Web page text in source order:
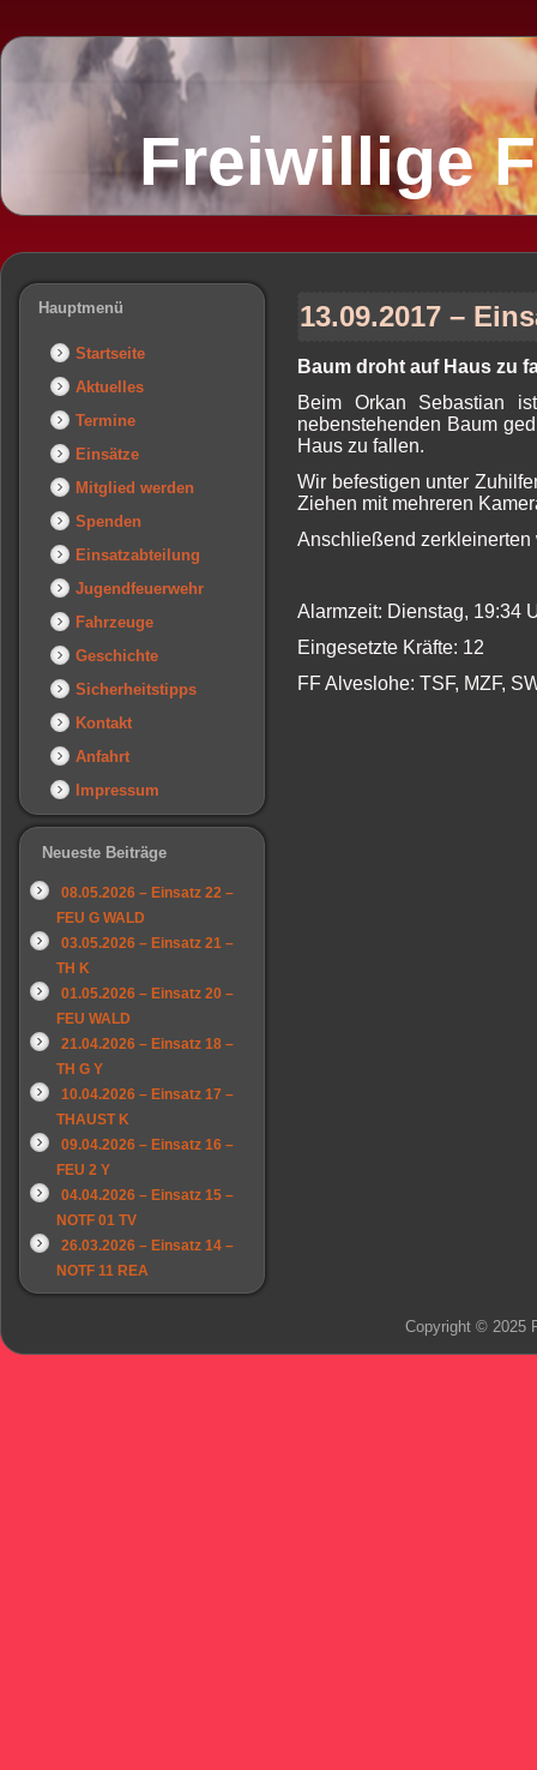
Freiwillige
Hauptmenü
Startseite
Aktuelles
Termine
Einsätze
Mitglied werden
Spenden
Einsatzabteilung
Jugendfeuerwehr
Fahrzeuge
Geschichte
Sicherheitstipps
Kontakt
Anfahrt
Impressum
Neueste Beiträge
08.05.2026 – Einsatz 22 –
FEU G WALD
03.05.2026 – Einsatz 21 –
TH K
01.05.2026 – Einsatz 20 –
FEU WALD
21.04.2026 – Einsatz 18 –
TH G Y
10.04.2026 – Einsatz 17 –
THAUST K
09.04.2026 – Einsatz 16 –
FEU 2 Y
04.04.2026 – Einsatz 15 –
NOTF 01 TV
26.03.2026 – Einsatz 14 –
NOTF 11 REA
13.09.2017 –
Baum droht auf Haus zu
Beim Orkan Sebastian
nebenstehenden Baum
Haus zu fallen.
Wir befestigen unter
Ziehen mit mehreren
Anschließend zerkleinerten
Alarmzeit: Dienstag, 19:34
Eingesetzte Kräfte: 12
FF Alveslohe: TSF, MZF,
Copyright © 2025